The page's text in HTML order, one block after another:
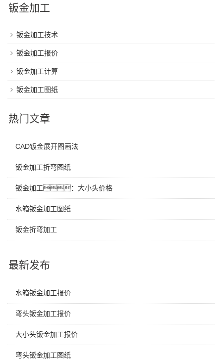
钣金加工
钣金加工技术
钣金加工报价
钣金加工计算
钣金加工图纸
热门文章
CAD钣金展开图画法
钣金加工折弯图纸
钣金加工：大小头价格
水箱钣金加工图纸
钣金折弯加工
最新发布
水箱钣金加工报价
弯头钣金加工报价
大小头钣金加工报价
弯头钣金加工图纸